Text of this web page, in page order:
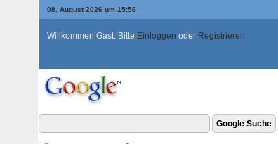
08. August 2026 um 15:56
Willkommen Gast. Bitte Einloggen oder Registrieren